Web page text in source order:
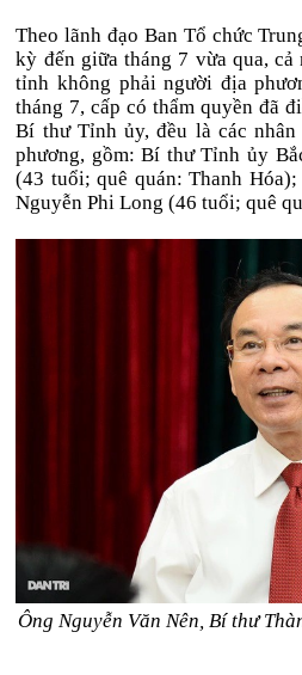
Theo lãnh đạo Ban Tổ chức
kỳ đến giữa tháng 7 vừa qua,
tỉnh không phải người địa
tháng 7, cấp có thẩm quyền đã
Bí thư Tỉnh ủy, đều là các
phương, gồm: Bí thư Tỉnh ủy
(43 tuổi; quê quán: Thanh
Nguyễn Phi Long (46 tuổi; quê
Ông Nguyễn Văn Nên, Bí thư